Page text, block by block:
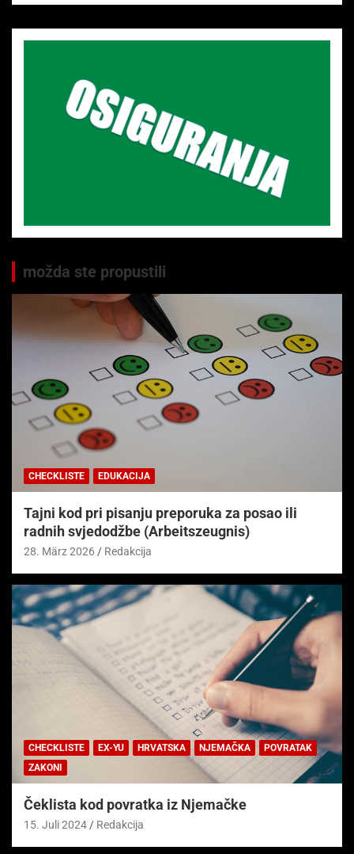
možda ste propustili
CHECKLISTE EDUKACIJA
Tajni kod pri pisanju preporuka za posao ili
radnih svjedodžbe (Arbeitszeugnis)
28. März 2026 Redakcija
CHECKLISTE EX-YU HRVATSKA NJEMAČKA
POVRATAK
ZAKONI
Čeklista kod povratka iz Njemačke
15. Juli 2024 Redakcija